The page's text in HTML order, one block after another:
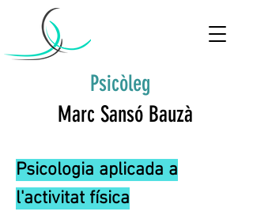
Psicòleg
Marc Sansó Bauzà
Psicologia aplicada a
l'activitat física